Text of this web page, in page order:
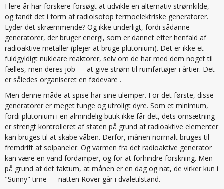
Flere år har forskere forsøgt at udvikle en alternativ strømkilde,
og fandt det i form af radioisotop termoelektriske generatorer.
Lyder det skræmmende? Og ikke underligt, fordi sådanne
generatorer, der bruger energi, som er dannet efter henfald af
radioaktive metaller (plejer at bruge plutonium). Det er ikke et
fuldgyldigt nukleare reaktorer, selv om de har med dem noget til
fælles, men deres job — at give strøm til rumfartøjer i årtier. Det
er således organiseret en fødevare .
Men denne måde at spise har sine ulemper. For det første, disse
generatorer er meget tunge og utroligt dyre. Som et minimum,
fordi plutonium i en almindelig butik ikke får det, dets omsætning
er strengt kontrolleret af staten på grund af radioaktive elementer
kan bruges til at skabe våben. Derfor, månen normalt bruges til
fremdrift af solpaneler. Og varmen fra det radioaktive generator
kan være en vand fordamper, og for at forhindre forskning. Men
på grund af det faktum, at månen er en dag og nat, de virker kun i
"Sunny" time — natten Rover går i dvaletilstand.